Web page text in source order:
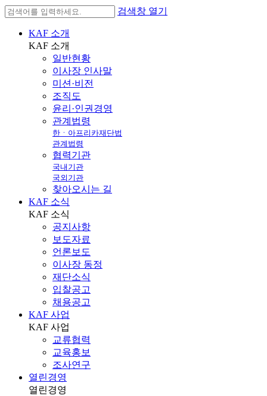
검색창 열기
KAF 소개
KAF 소개
일반현황
이사장 인사말
미션·비전
조직도
윤리·인권경영
관계법령
한ㆍ아프리카재단법
관계법령
협력기관
국내기관
국외기관
찾아오시는 길
KAF 소식
KAF 소식
공지사항
보도자료
언론보도
이사장 동정
재단소식
입찰공고
채용공고
KAF 사업
KAF 사업
교류협력
교육홍보
조사연구
열린경영
열린경영